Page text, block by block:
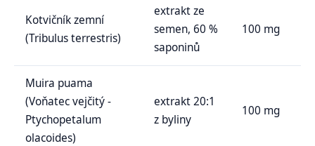
Kotvičník zemní
(Tribulus terrestris)
extrakt ze
semen, 60 %
saponinů
100 mg
Muira puama
(Voňatec vejčitý -
Ptychopetalum
olacoides)
extrakt 20:1
z byliny
100 mg